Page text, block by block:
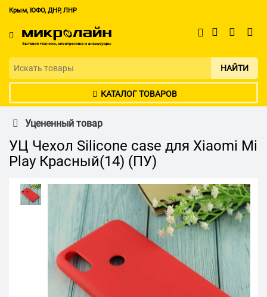
Крым, ЮФО, ДНР, ЛНР
НАЙТИ
КАТАЛОГ ТОВАРОВ
Уцененный товар
УЦ Чехол Silicone case для Xiaomi Mi
Play Красный(14) (ПУ)